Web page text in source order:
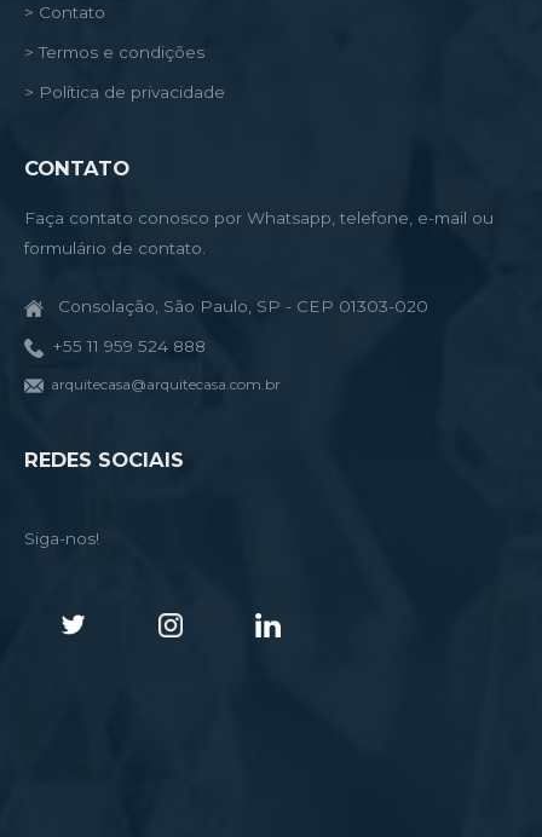
> Contato
> Termos e condições
> Política de privacidade
CONTATO
Faça contato conosco por Whatsapp, telefone, e-mail ou
formulário de contato.
Consolação, São Paulo, SP - CEP 01303-020
+55 11 959 524 888
arquitecasa@arquitecasa.com.br
REDES SOCIAIS
Siga-nos!